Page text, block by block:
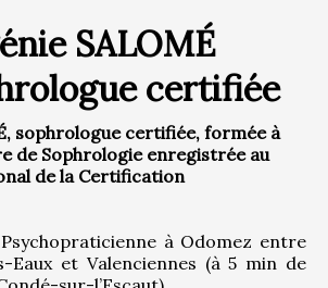
SALOMÉ
certifiée
sophrologue certifiée, formée à
de Sophrologie enregistrée au
de la Certification
à Odomez entre
Eaux et Valenciennes (à 5 min de